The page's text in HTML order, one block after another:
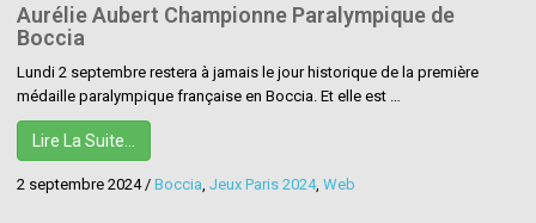
Aurélie Aubert Championne Paralympique de
Boccia
Lundi 2 septembre restera à jamais le jour historique de la première
médaille paralympique française en Boccia. Et elle est …
Lire La Suite…
2 septembre 2024/Boccia ,Jeux Paris 2024,Web